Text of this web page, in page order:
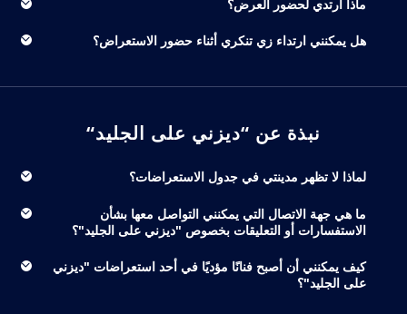
ماذا أرتدي لحضور العرض؟
هل يمكنني ارتداء زي تنكري أثناء حضور الاستعراض؟
نبذة عن “ديزني على الجليد“
لماذا لا تظهر مدينتي في جدول الاستعراضات؟
ما هي جهة الاتصال التي يمكنني التواصل معها بشأن
الاستفسارات أو التعليقات بخصوص "ديزني على الجليد"؟
كيف يمكنني أن أصبح فنانًا مؤديًا في أحد استعراضات "ديزني
على الجليد"؟